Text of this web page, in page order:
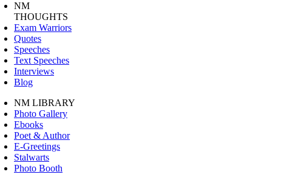
NM
THOUGHTS
Exam Warriors
Quotes
Speeches
Text Speeches
Interviews
Blog
NM LIBRARY
Photo Gallery
Ebooks
Poet & Author
E-Greetings
Stalwarts
Photo Booth